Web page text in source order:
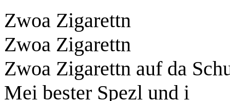
Zwoa Zigarettn
Zwoa Zigarettn
Zwoa Zigarettn auf da
Mei bester Spezl und i